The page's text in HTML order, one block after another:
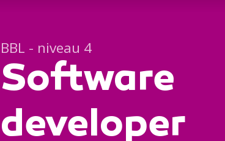
BBL - niveau 4
Software
developer